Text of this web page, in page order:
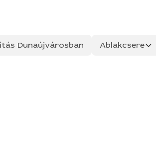
Dunaújvárosban Ablakcsere